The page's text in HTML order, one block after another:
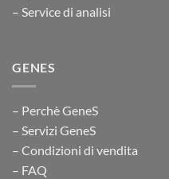
– Service di analisi
GENES
– Perchè GeneS
– Servizi GeneS
– Condizioni di vendita
– FAQ